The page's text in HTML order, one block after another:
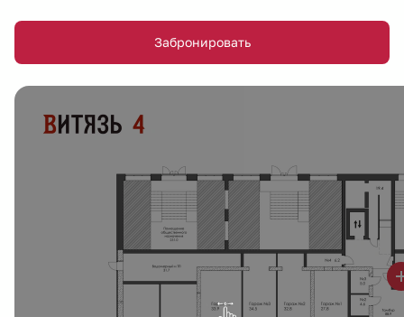
Забронировать